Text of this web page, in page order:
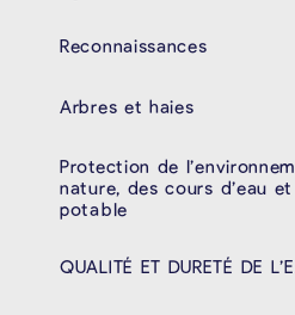
Reconnaissances
Arbres et haies
Protection de
nature, des cours d’eau et
potable
QUALITÉ ET DURETÉ DE